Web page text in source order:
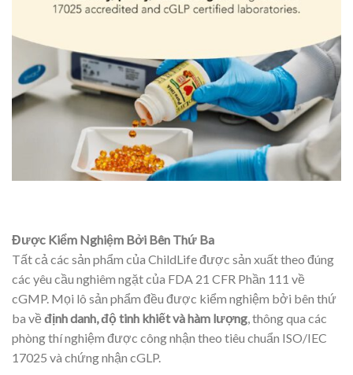
Được Kiểm Nghiệm Bởi Bên Thứ Ba
Tất cả các sản phẩm của ChildLife được sản xuất theo đúng
các yêu cầu nghiêm ngặt của FDA 21 CFR Phần 111 về
cGMP. Mọi lô sản phẩm đều được kiểm nghiệm bởi bên thứ
ba về định danh, độ tinh khiết và hàm lượng, thông qua các
phòng thí nghiệm được công nhận theo tiêu chuẩn ISO/IEC
17025 và chứng nhận cGLP.